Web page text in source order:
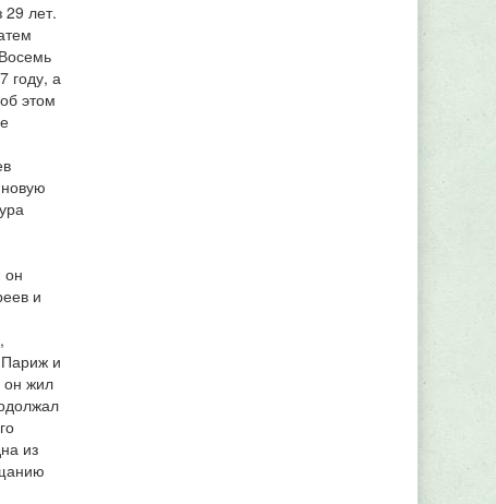
29 лет.
году, а
этом
он
и
и
он жил
из